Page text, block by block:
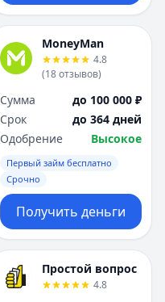
MoneyMan
4.8
(18отзывов)
Сумма
до 100 000 ₽
Срок
до 364 дней
Одобрение
Высокое
Первый займ бесплатно
Срочно
Получить деньги
Простой вопрос
4.8